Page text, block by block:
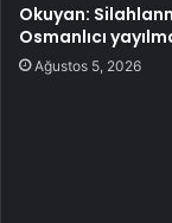
Okuyan:
Osmanlıcı
Ağustos 5, 2026